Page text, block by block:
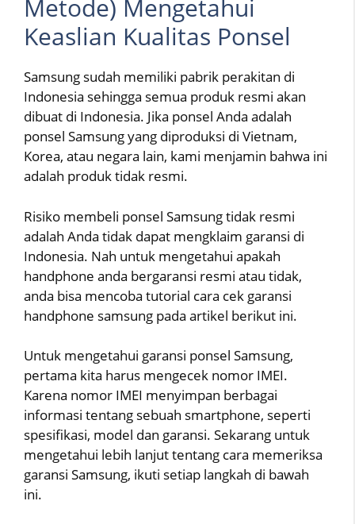
Metode) Mengetahui
Keaslian Kualitas Ponsel
Samsung sudah memiliki pabrik perakitan di
Indonesia sehingga semua produk resmi akan
dibuat di Indonesia. Jika ponsel Anda adalah
ponsel Samsung yang diproduksi di Vietnam,
Korea, atau negara lain, kami menjamin bahwa ini
adalah produk tidak resmi.
Risiko membeli ponsel Samsung tidak resmi
adalah Anda tidak dapat mengklaim garansi di
Indonesia. Nah untuk mengetahui apakah
handphone anda bergaransi resmi atau tidak,
anda bisa mencoba tutorial cara cek garansi
handphone samsung pada artikel berikut ini.
Untuk mengetahui garansi ponsel Samsung,
pertama kita harus mengecek nomor IMEI.
Karena nomor IMEI menyimpan berbagai
informasi tentang sebuah smartphone, seperti
spesifikasi, model dan garansi. Sekarang untuk
mengetahui lebih lanjut tentang cara memeriksa
garansi Samsung, ikuti setiap langkah di bawah
ini.